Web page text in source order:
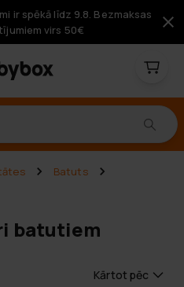
ir spēkā līdz 9.8. Bezmaksas
virs 50€
Batuts
batutiem
Kārtot pēc